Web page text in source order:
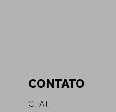
CONTATO
CHAT